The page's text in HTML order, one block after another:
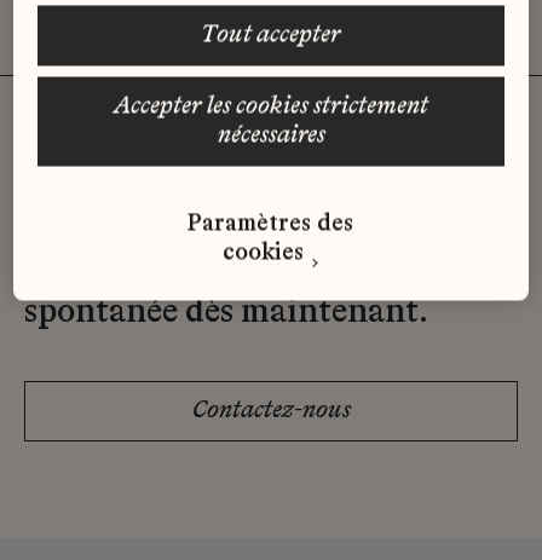
qui correspond à votre profil ?
Envoyez-nous votre candidature
spontanée dès maintenant.
Contactez-nous
accepter les cookies strictement
nécessaires
tout accepter
Paramètres des
cookies